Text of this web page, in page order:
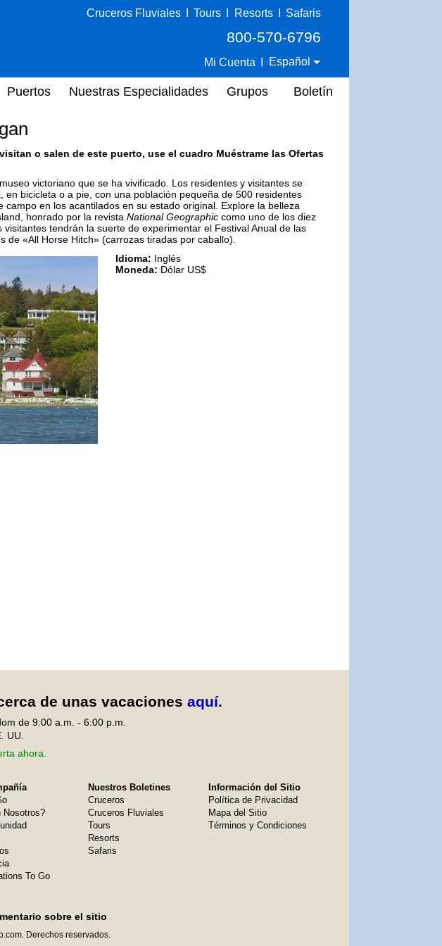
Cruceros Fluviales Tours Resorts Safaris
800-570-6796
Mi Cuenta Español
Puertos Nuestras Especialidades Grupos Boletín
o salen de este puerto, use el cuadro Muéstrame las Ofertas
victoriano que se ha vivificado. Los residentes y visitantes se
en bicicleta o a pie, con una población pequeña de 500 residentes
en los acantilados en su estado original. Explore la belleza
honrado por la revista National Geographic como uno de los diez
visitantes tendrán la suerte de experimentar el Festival Anual de las
de «All Horse Hitch» (carrozas tiradas por caballo).
Idioma: Inglés
Moneda: Dólar US$
de unas vacaciones aquí.
de 9:00 a.m. - 6:00 p.m.
UU.
ahora.
Nosotros?
To Go
Nuestros Boletines
Cruceros
Cruceros Fluviales
Tours
Resorts
Safaris
Información del Sitio
Política de Privacidad
Mapa del Sitio
Términos y Condiciones
sobre el sitio
Derechos reservados.